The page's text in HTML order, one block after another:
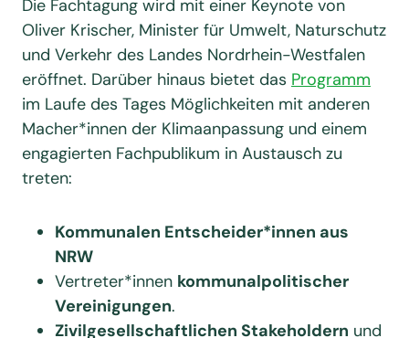
Die Fachtagung wird mit einer Keynote von
Oliver Krischer, Minister für Umwelt, Naturschutz
und Verkehr des Landes Nordrhein-Westfalen
eröffnet. Darüber hinaus bietet das Programm
im Laufe des Tages Möglichkeiten mit anderen
Macher*innen der Klimaanpassung und einem
engagierten Fachpublikum in Austausch zu
treten:
Kommunalen Entscheider*innen aus
NRW
Vertreter*innen kommunalpolitischer
Vereinigungen.
Zivilgesellschaftlichen Stakeholdern und